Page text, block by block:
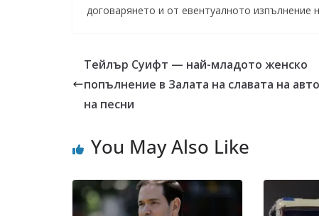
договарянето и от евентуалното изпълнение
Тейлър Суифт — най-младото женско
попълнение в Залата на славата на
на песни
You May Also Like